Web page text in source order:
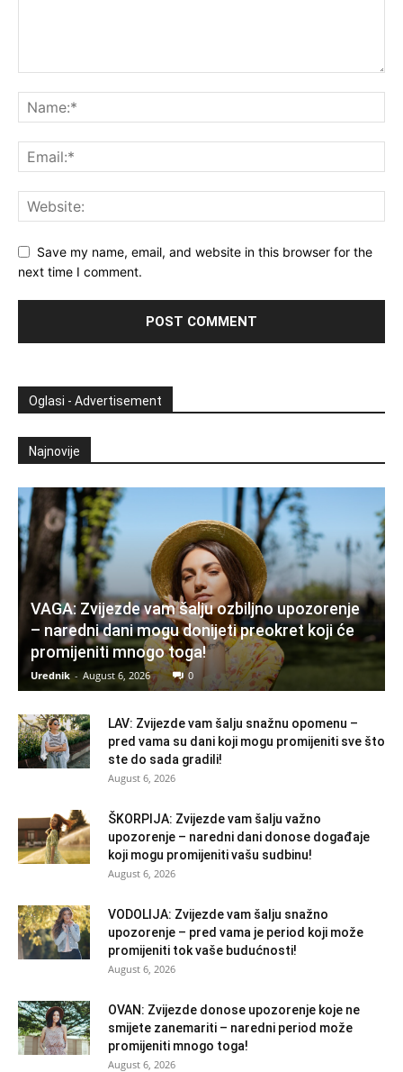
Save my name, email, and website in this browser for the
next time I comment.
Oglasi - Advertisement
Najnovije
VAGA: Zvijezde vam šalju ozbiljno upozorenje
– naredni dani mogu donijeti preokret koji će
promijeniti mnogo toga!
Urednik - August 6, 2026 0
LAV: Zvijezde vam šalju snažnu opomenu –
pred vama su dani koji mogu promijeniti sve što
ste do sada gradili!
August 6, 2026
ŠKORPIJA: Zvijezde vam šalju važno
upozorenje – naredni dani donose događaje
koji mogu promijeniti vašu sudbinu!
August 6, 2026
VODOLIJA: Zvijezde vam šalju snažno
upozorenje – pred vama je period koji može
promijeniti tok vaše budućnosti!
August 6, 2026
OVAN: Zvijezde donose upozorenje koje ne
smijete zanemariti – naredni period može
promijeniti mnogo toga!
August 6, 2026